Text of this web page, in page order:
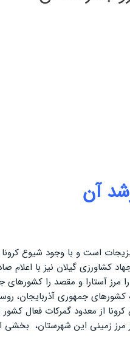
استان مربوط به میوه و
گفته که بیش از ۵۰ درصد محصول کیوی استان
شده و گمرک آستارا در ایام شیوع
حجم صادرات محصولات کشاورزی از مرز